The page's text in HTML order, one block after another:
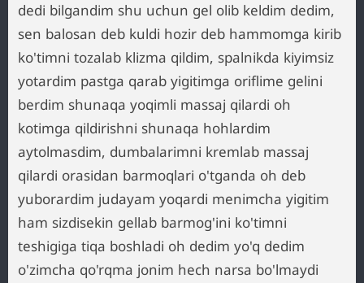
dedi bilgandim shu uchun gel olib keldim dedim,
sen balosan deb kuldi hozir deb hammomga kirib
ko'timni tozalab klizma qildim, spalnikda kiyimsiz
yotardim pastga qarab yigitimga oriflime gelini
berdim shunaqa yoqimli massaj qilardi oh
kotimga qildirishni shunaqa hohlardim
aytolmasdim, dumbalarimni kremlab massaj
qilardi orasidan barmoqlari o'tganda oh deb
yuborardim judayam yoqardi menimcha yigitim
ham sizdisekin gellab barmog'ini ko'timni
teshigiga tiqa boshladi oh dedim yo'q dedim
o'zimcha qo'rqma jonim hech narsa bo'lmaydi